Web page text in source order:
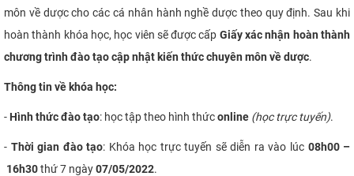
môn về dược cho các cá nhân hành nghề dược theo quy định.Sau khi
hoàn thành khóa học, học viên sẽ được cấp Giấy xác nhận hoàn thành
chương trình đào tạo cập nhật kiến thức chuyên môn về dược.
Thông tin về khóa học:
- Hình thức đào tạo: học tập theo hình thứconline (học trực tuyến).
- Thời gian đào tạo: Khóa học trực tuyến sẽ diễn ra vào lúc 08h00–
16h30thứ 7 ngày07/05/2022.